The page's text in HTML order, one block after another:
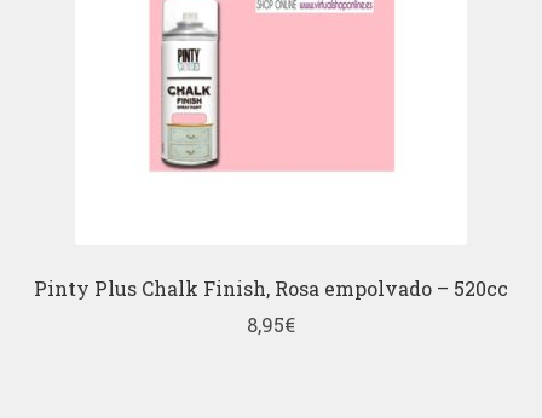
Pinty Plus Chalk Finish, Rosa empolvado – 520cc
8,95€